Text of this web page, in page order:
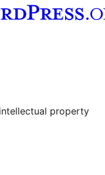
Tumblr
property